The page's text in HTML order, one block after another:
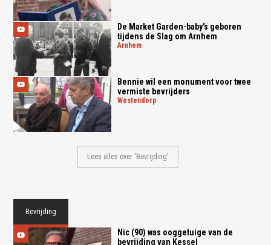
De Market Garden-baby's geboren
tijdens de Slag om Arnhem
arnhem
Bennie wil een monument voor twee
vermiste bevrijders
westendorp
Lees alles over 'Bevrijding'
Bevrijding
Nic (90) was ooggetuige van de
bevrijding van Kessel